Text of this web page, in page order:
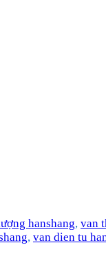
hanshang, van
, van dien tu